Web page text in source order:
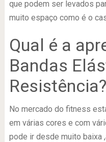
que podem ser levados
muito espaço como é o
Qual é a
Bandas
Resistência?
No mercado do fitness
em várias cores e com
pode ir desde muito baixa